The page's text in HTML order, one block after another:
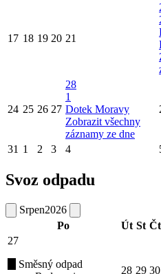
17 18 19 20 21
24 25 26 27
28
1
Dotek Moravy
Zobrazit všechny
záznamy ze dne
31 1 2 3 4
Svoz odpadu
Srpen2026
Po
Út St Čt
27
Směsný odpad
28 29 30